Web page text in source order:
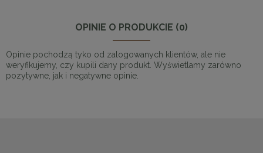
OPINIE O PRODUKCIE (0)
Opinie pochodzą tyko od zalogowanych klientów, ale nie
weryfikujemy, czy kupili dany produkt. Wyświetlamy zarówno
pozytywne, jak i negatywne opinie.